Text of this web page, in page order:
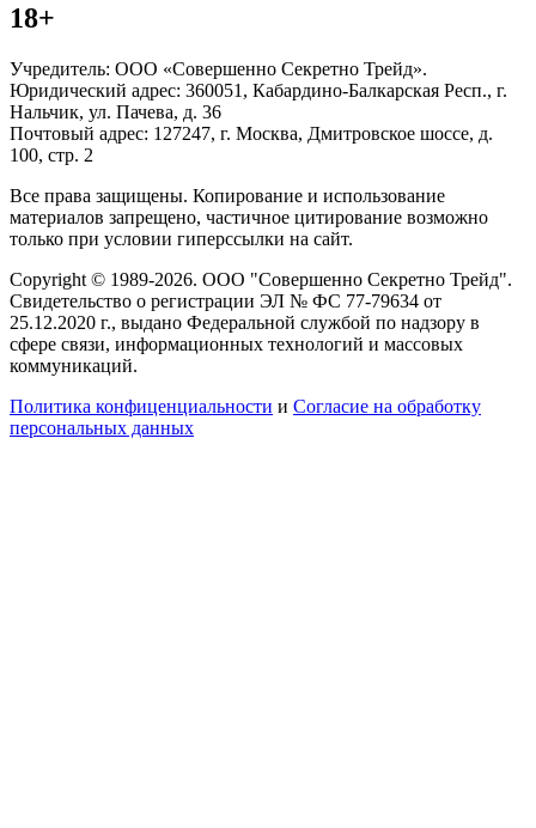
18+
Учредитель: ООО «Совершенно Секретно Трейд».
Юридический адрес: 360051, Кабардино-Балкарская Респ., г.
Нальчик, ул. Пачева, д. 36
Почтовый адрес: 127247, г. Москва, Дмитровское шоссе, д.
100, стр. 2
Все права защищены. Копирование и использование
материалов запрещено, частичное цитирование возможно
только при условии гиперссылки на сайт.
Copyright © 1989-2026. ООО "Совершенно Секретно Трейд".
Свидетельство о регистрации ЭЛ № ФС 77-79634 от
25.12.2020 г., выдано Федеральной службой по надзору в
сфере связи, информационных технологий и массовых
коммуникаций.
Политика конфиценциальности и Согласие на обработку
персональных данных